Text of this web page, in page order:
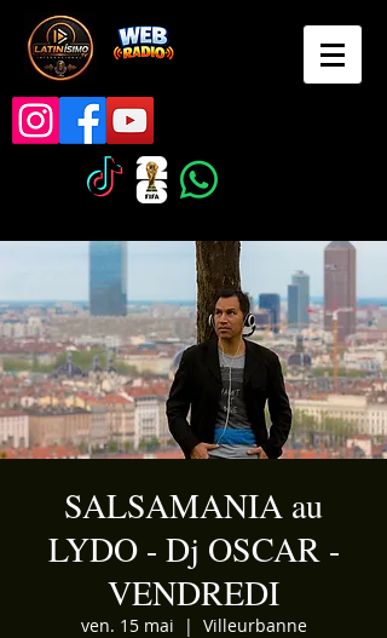
SALSAMANIA au
LYDO - Dj OSCAR -
VENDREDI
ven. 15 mai
  |
Villeurbanne